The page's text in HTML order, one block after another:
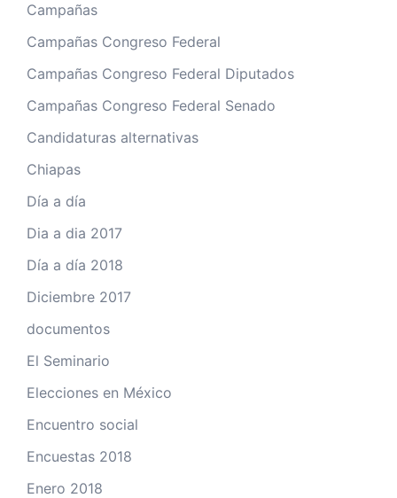
Campañas
Campañas Congreso Federal
Campañas Congreso Federal Diputados
Campañas Congreso Federal Senado
Candidaturas alternativas
Chiapas
Día a día
Dia a dia 2017
Día a día 2018
Diciembre 2017
documentos
El Seminario
Elecciones en México
Encuentro social
Encuestas 2018
Enero 2018